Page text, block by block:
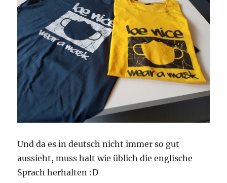
Und da es in deutsch nicht immer so gut
aussieht, muss halt wie üblich die englische
Sprach herhalten :D